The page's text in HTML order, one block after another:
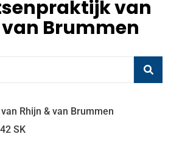
van
van Brummen
Rhijn & van Brummen
SK